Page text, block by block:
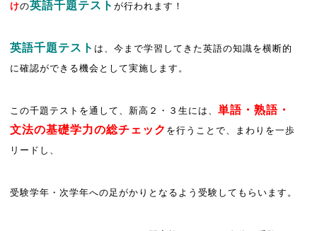
けの英語千題テスト が行われます！
英語千題テスト は、今まで学習してきた英語の知識を横断的
に確認ができる機会として実施します。
この千題テストを通して、新高２・３生には、 単語・熟語・
文法の基礎学力の総チェック を行うことで、まわりを一歩
リードし、
受験学年・次学年への足がかりとなるよう受験してもらいます。